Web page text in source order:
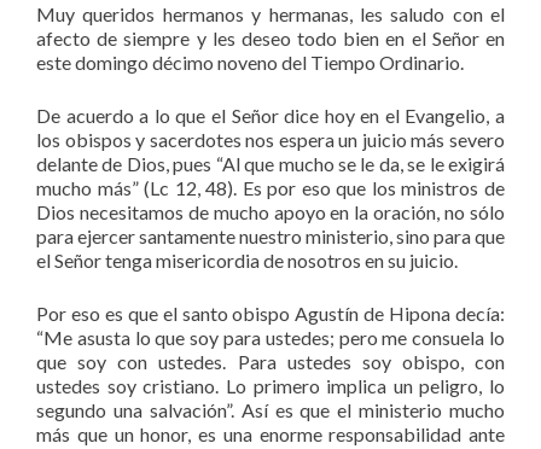
Muy queridos hermanos y hermanas, les saludo con el
afecto de siempre y les deseo todo bien en el Señor en
este domingo décimo noveno del Tiempo Ordinario.
De acuerdo a lo que el Señor dice hoy en el Evangelio, a
los obispos y sacerdotes nos espera un juicio más severo
delante de Dios, pues “Al que mucho se le da, se le exigirá
mucho más” (Lc 12, 48). Es por eso que los ministros de
Dios necesitamos de mucho apoyo en la oración, no sólo
para ejercer santamente nuestro ministerio, sino para que
el Señor tenga misericordia de nosotros en su juicio.
Por eso es que el santo obispo Agustín de Hipona decía:
“Me asusta lo que soy para ustedes; pero me consuela lo
que soy con ustedes. Para ustedes soy obispo, con
ustedes soy cristiano. Lo primero implica un peligro, lo
segundo una salvación”. Así es que el ministerio mucho
más que un honor, es una enorme responsabilidad ante